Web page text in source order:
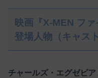
映画『X-MEN フ
登場人物（キャスト
チャールズ・エグゼビ